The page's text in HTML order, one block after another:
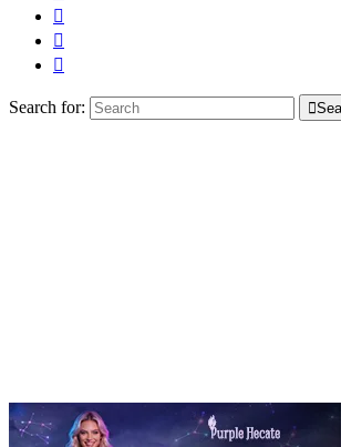
Search for: